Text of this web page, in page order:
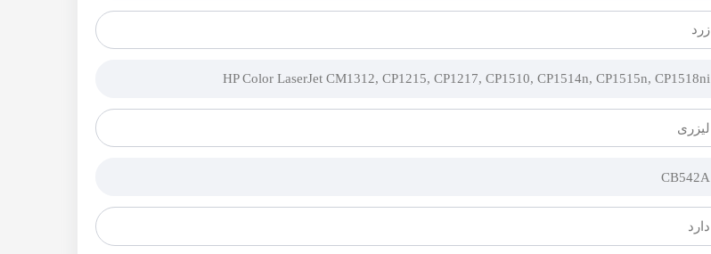
زرد
HP Color LaserJet CM1312, CP1215, CP1217, CP1510, CP1514n, CP1515n, CP1518ni
لیزری
CB542A
دارد